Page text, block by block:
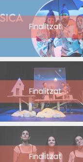
Finalitzat
Finalitzat
Finalitzat